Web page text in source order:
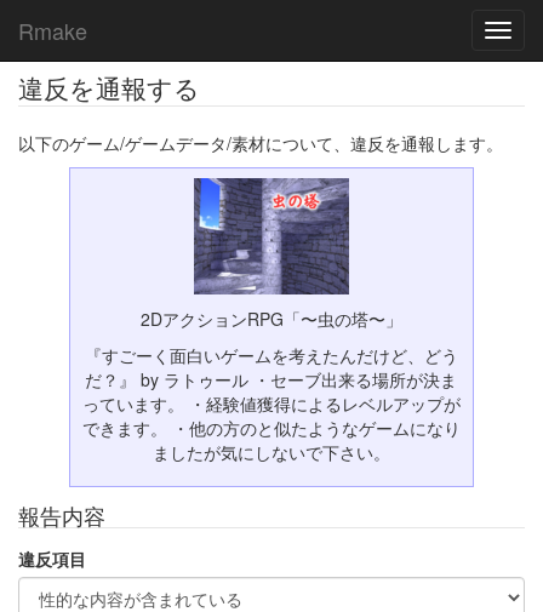
Rmake
違反を通報する
以下のゲーム/ゲームデータ/素材について、違反を通報します。
2DアクションRPG「〜虫の塔〜」
『すごーく面白いゲームを考えたんだけど、どう
だ？』 by ラトゥール ・セーブ出来る場所が決ま
っています。 ・経験値獲得によるレベルアップが
できます。 ・他の方のと似たようなゲームになり
ましたが気にしないで下さい。
報告内容
違反項目